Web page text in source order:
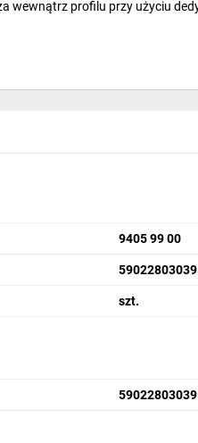
wewnątrz profilu przy użyciu
9405 99 00
szt.